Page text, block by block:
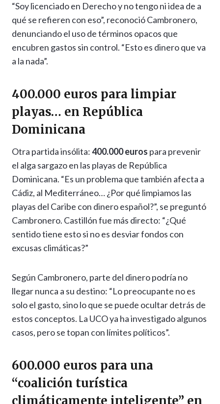
“Soy licenciado en Derecho y no tengo ni idea de a
qué se refieren con eso”, reconoció Cambronero,
denunciando el uso de términos opacos que
encubren gastos sin control. “Esto es dinero que va
a la nada”.
400.000 euros para limpiar
playas… en República
Dominicana
Otra partida insólita:400.000 euros para prevenir
el alga sargazo en las playas de República
Dominicana. “Es un problema que también afecta a
Cádiz, al Mediterráneo… ¿Por qué limpiamos las
playas del Caribe con dinero español?”, se preguntó
Cambronero. Castillón fue más directo: “¿Qué
sentido tiene esto si no es desviar fondos con
excusas climáticas?”
Según Cambronero, parte del dinero podría no
llegar nunca a su destino: “Lo preocupante no es
solo el gasto, sino lo que se puede ocultar detrás de
estos conceptos. La UCO ya ha investigado algunos
casos, pero se topan con límites políticos”.
600.000 euros para una
“coalición turística
climáticamente inteligente” en